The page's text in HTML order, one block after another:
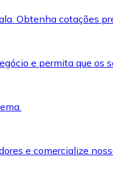
Obtenha cotações
e permita que os
e comercialize